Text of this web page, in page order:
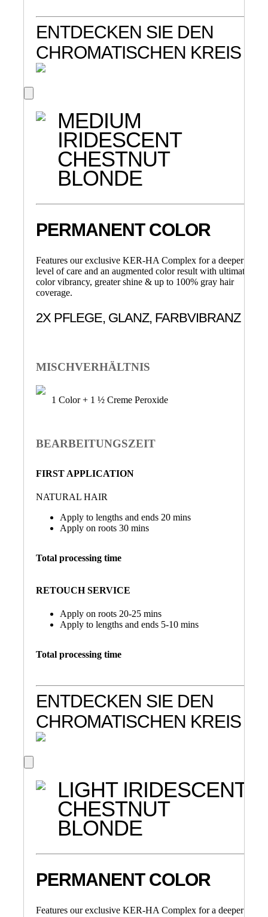
ENTDECKEN SIE DEN
CHROMATISCHEN KREIS
MEDIUM
IRIDESCENT
CHESTNUT
BLONDE
PERMANENT COLOR
Features our exclusive KER-HA Complex for a deeper
level of care and an augmented color result with ultimate
color vibrancy, greater shine & up to 100% gray hair
coverage.
2X PFLEGE, GLANZ, FARBVIBRANZ
MISCHVERHÄLTNIS
1 Color + 1 ½ Creme Peroxide
BEARBEITUNGSZEIT
FIRST APPLICATION
NATURAL HAIR
Apply to lengths and ends 20 mins
Apply on roots 30 mins
Total processing time
RETOUCH SERVICE
Apply on roots 20-25 mins
Apply to lengths and ends 5-10 mins
Total processing time
ENTDECKEN SIE DEN
CHROMATISCHEN KREIS
LIGHT IRIDESCENT
CHESTNUT
BLONDE
PERMANENT COLOR
Features our exclusive KER-HA Complex for a deeper